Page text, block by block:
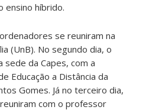
ensino híbrido.
se reuniram na
(UnB). No segundo dia, o
sede da Capes, com a
Educação a Distância da
Gomes. Já no terceiro dia,
com o professor